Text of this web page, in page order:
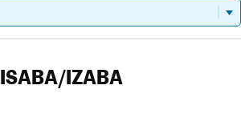
ISABA/IZABA